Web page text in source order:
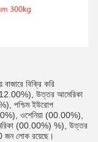
বিক্রি করি
উত্তর আমেরিকা
পশ্চিম ইউরোপ
ওশেনিয়া (00.00%),
(00.00%) %), উত্তর
লোক রয়েছে।